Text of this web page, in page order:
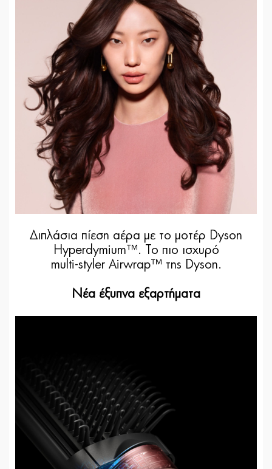
Διπλάσια πίεση αέρα με το μοτέρ Dyson
Hyperdymium™. Το πιο ισχυρό
multi-styler Airwrap™ της Dyson.
Νέα έξυπνα εξαρτήματα